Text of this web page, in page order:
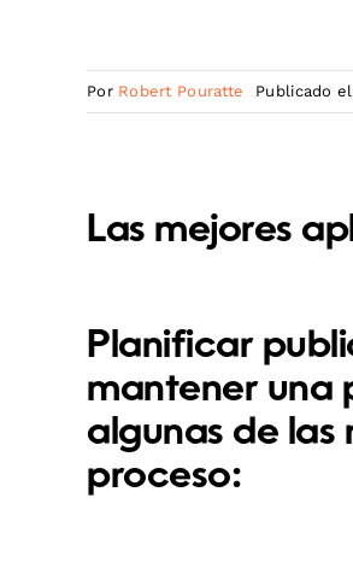
Por Robert Pouratte Publicado
Las mejores
Planificar
mantener una
algunas de las
proceso: